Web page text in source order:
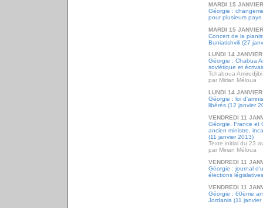
MARDI 15
Géorgie :
pour plusieurs pays
MARDI 15
Concert de la
Buniatishvili (27
LUNDI 14
Géorgie : Chabua
soviétique et
Tchaboua Amiredjibi
par Mirian Méloua
LUNDI 14
Géorgie : loi
libérés (12 janvier
VENDREDI 11
Géorgie, France et
ancien ministre,
(11 janvier 2013)
Texte initial du 23
par Mirian Méloua
VENDREDI 11
Géorgie : journal
élections
VENDREDI 11
Géorgie : 60ème
Jordania (11 janvier